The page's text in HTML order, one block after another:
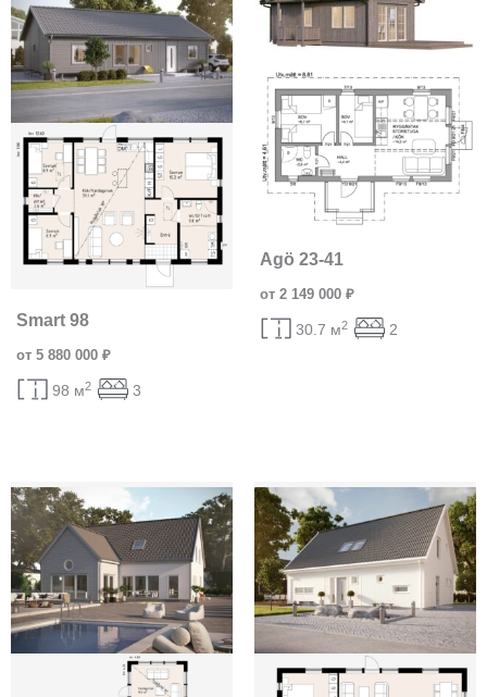
Smart 98
от 5 880 000 ₽
98 м2 3
Agö 23-41
от 2 149 000 ₽
30.7 м2 2